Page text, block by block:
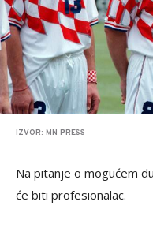
IZVOR: MN PRESS
Na pitanje o mogućem
će biti profesionalac.